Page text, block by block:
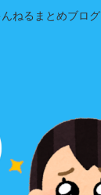
ねるまとめブログ